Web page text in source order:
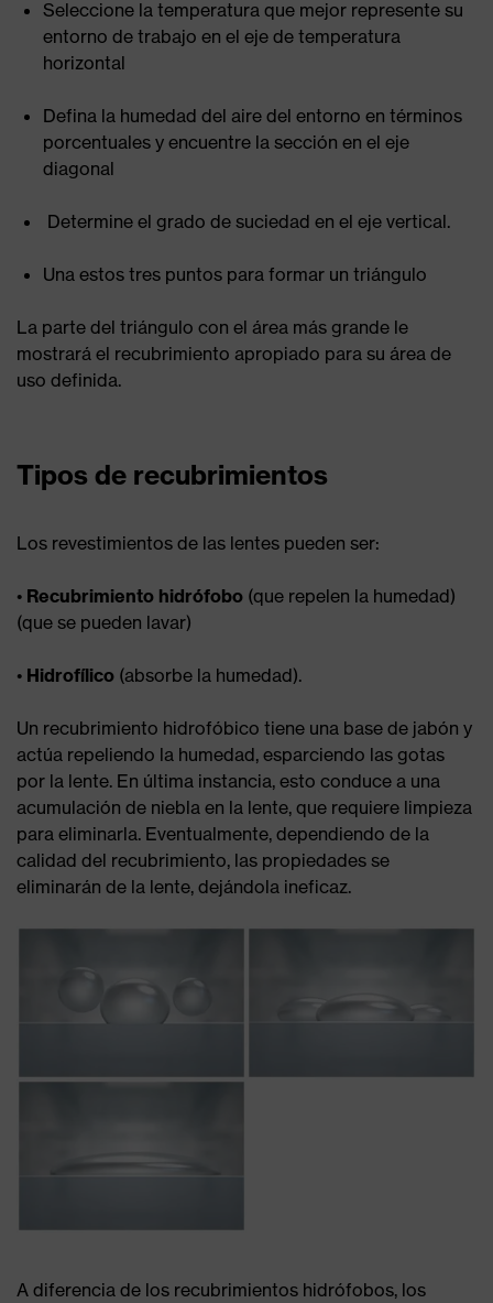
Seleccione la temperatura que mejor represente su
entorno de trabajo en el eje de temperatura
horizontal
Defina la humedad del aire del entorno en términos
porcentuales y encuentre la sección en el eje
diagonal
Determine el grado de suciedad en el eje vertical.
Una estos tres puntos para formar un triángulo
La parte del triángulo con el área más grande le
mostrará el recubrimiento apropiado para su área de
uso definida.
Tipos de recubrimientos
Los revestimientos de las lentes pueden ser:
• Recubrimiento hidrófobo (que repelen la humedad)
(que se pueden lavar)
• Hidrofílico (absorbe la humedad).
Un recubrimiento hidrofóbico tiene una base de jabón y
actúa repeliendo la humedad, esparciendo las gotas
por la lente. En última instancia, esto conduce a una
acumulación de niebla en la lente, que requiere limpieza
para eliminarla. Eventualmente, dependiendo de la
calidad del recubrimiento, las propiedades se
eliminarán de la lente, dejándola ineficaz.
A diferencia de los recubrimientos hidrófobos, los